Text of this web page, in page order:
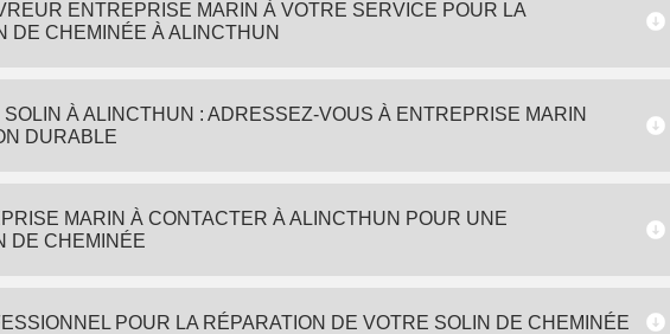
ENTREPRISE MARIN À VOTRE SERVICE POUR LA
DE CHEMINÉE À ALINCTHUN
À ALINCTHUN : ADRESSEZ-VOUS À ENTREPRISE MARIN
DURABLE
MARIN À CONTACTER À ALINCTHUN POUR UNE
DE CHEMINÉE
POUR LA RÉPARATION DE VOTRE SOLIN DE CHEMINÉE